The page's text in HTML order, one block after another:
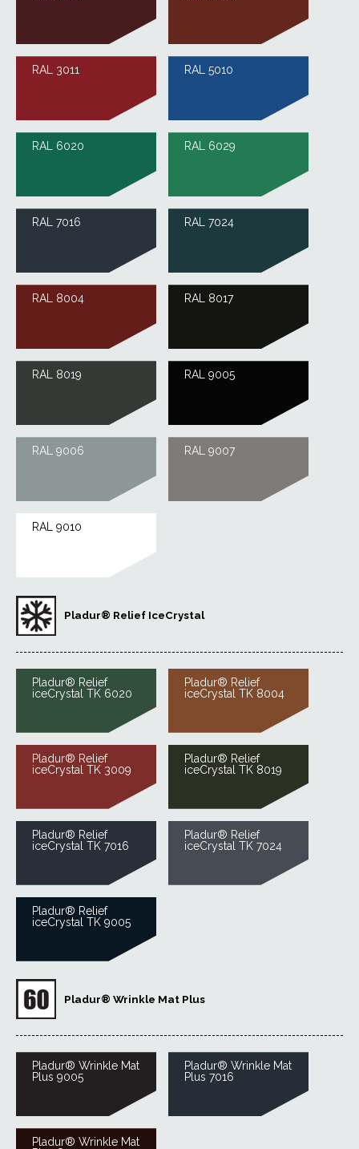
RAL 3011 RAL 5010
RAL 6020 RAL 6029
RAL 7016 RAL 7024
RAL 8004 RAL 8017
RAL 8019 RAL 9005
RAL 9006 RAL 9007
RAL 9010
Pladur® Relief IceCrystal
Pladur® Relief
iceCrystal TK 6020
Pladur® Relief
iceCrystal TK 8004
Pladur® Relief
iceCrystal TK 3009
Pladur® Relief
iceCrystal TK 8019
Pladur® Relief
iceCrystal TK 7016
Pladur® Relief
iceCrystal TK 7024
Pladur® Relief
iceCrystal TK 9005
Pladur® Wrinkle Mat Plus
Pladur® Wrinkle Mat
Plus 9005
Pladur® Wrinkle Mat
Plus 7016
Pladur® Wrinkle Mat